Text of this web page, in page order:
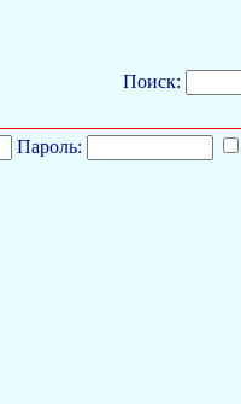
Поиск:
Пароль: